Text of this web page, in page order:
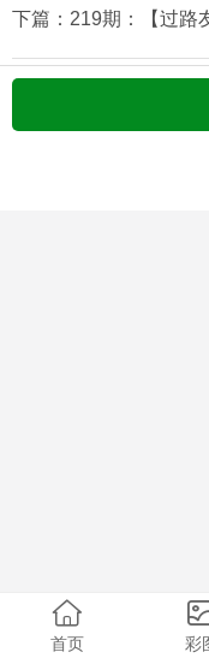
下篇：219期：【过路
首页 彩